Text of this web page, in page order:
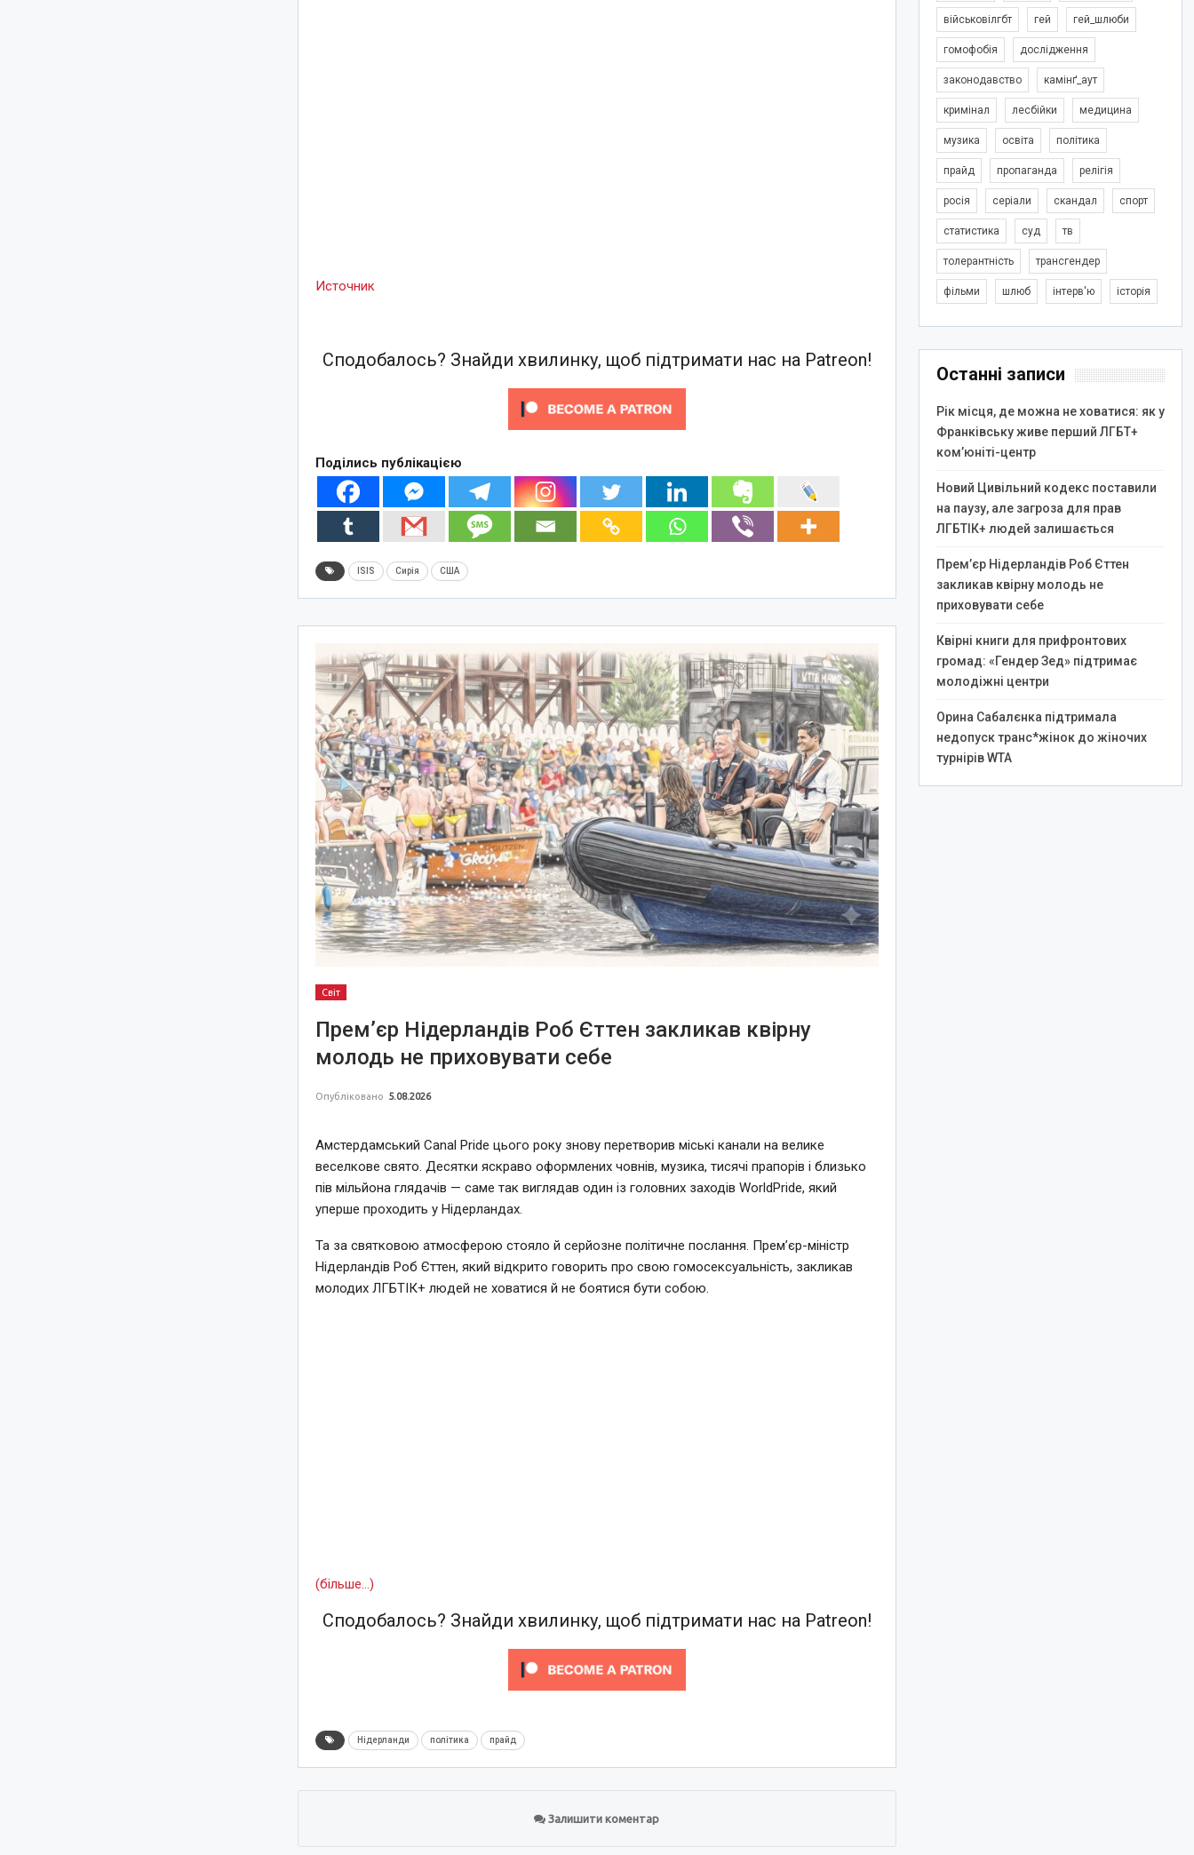
Источник
Сподобалось? Знайди хвилинку, щоб підтримати нас на Patreon!
Поділись публікацією
ISIS Сирія США
Світ
Прем’єр Нідерландів Роб Єттен закликав квірну
молодь не приховувати себе
Опубліковано 5.08.2026
Амстердамський Canal Pride цього року знову перетворив міські канали на велике
веселкове свято. Десятки яскраво оформлених човнів, музика, тисячі прапорів і близько
пів мільйона глядачів — саме так виглядав один із головних заходів WorldPride, який
уперше проходить у Нідерландах.
Та за святковою атмосферою стояло й серйозне політичне послання. Прем’єр-міністр
Нідерландів Роб Єттен, який відкрито говорить про свою гомосексуальність, закликав
молодих ЛГБТІК+ людей не ховатися й не боятися бути собою.
(більше…)
Сподобалось? Знайди хвилинку, щоб підтримати нас на Patreon!
Нідерланди політика прайд
Залишити коментар
військовілгбт гей гей_шлюби
гомофобія дослідження
законодавство камінґ_аут
кримінал лесбійки медицина
музика освіта політика
прайд пропаганда релігія
росія серіали скандал спорт
статистика суд тв
толерантність трансгендер
фільми шлюб інтерв'ю історія
Останні записи
Рік місця, де можна не ховатися: як у
Франківську живе перший ЛГБТ+
ком’юніті-центр
Новий Цивільний кодекс поставили
на паузу, але загроза для прав
ЛГБТІК+ людей залишається
Прем’єр Нідерландів Роб Єттен
закликав квірну молодь не
приховувати себе
Квірні книги для прифронтових
громад: «Гендер Зед» підтримає
молодіжні центри
Орина Сабалєнка підтримала
недопуск транс*жінок до жіночих
турнірів WTA